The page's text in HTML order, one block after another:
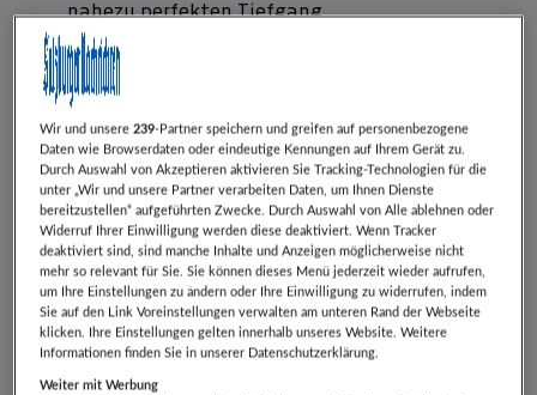
nahezu perfekten Tiefgang
Komfortabel: Bequem und zuverlässig per App
Steuerbar
Anpassungsfähig: Effektive X-Room-Calibration
für sauberen Bass ohne störenden Einfluss des
Hörraums
Überzeugend: Groß dimensionierter 32cm
Basstreiber, langhubig ausgelegt
Elegant: Minimalistisches, edles Design mit
hochwertiger Oberflächenqualität
Wir und unsere239-Partner speichern und greifen auf personenbezogene
Daten wie Browserdaten oder eindeutige Kennungen auf Ihrem Gerät zu.
Durch Auswahl von Akzeptieren aktivieren Sie Tracking-Technologien für die
unter „Wir und unsere Partner verarbeiten Daten, um Ihnen Dienste
bereitzustellen“ aufgeführten Zwecke. Durch Auswahl von Alle ablehnen oder
Widerruf Ihrer Einwilligung werden diese deaktiviert. Wenn Tracker
deaktiviert sind, sind manche Inhalte und Anzeigen möglicherweise nicht
mehr so relevant für Sie. Sie können dieses Menü jederzeit wieder aufrufen,
um Ihre Einstellungen zu ändern oder Ihre Einwilligung zu widerrufen, indem
Sie auf den Link Voreinstellungen verwalten am unteren Rand der Webseite
klicken. Ihre Einstellungen gelten innerhalb unseres Website. Weitere
Informationen finden Sie in unserer Datenschutzerklärung.
Weiter mit Werbung